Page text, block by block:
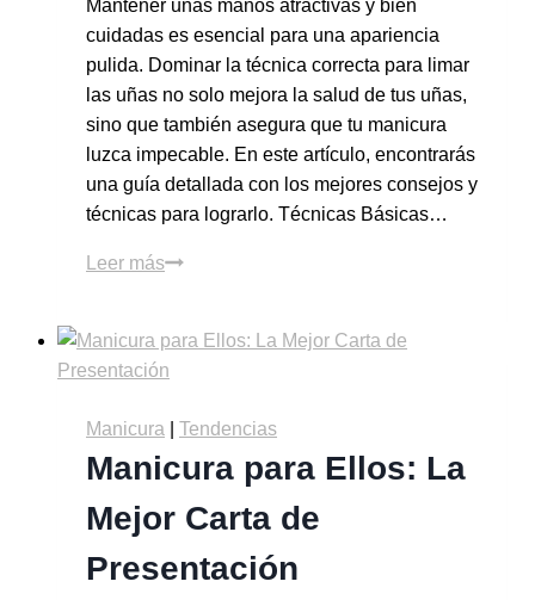
Mantener unas manos atractivas y bien
cuidadas es esencial para una apariencia
pulida. Dominar la técnica correcta para limar
las uñas no solo mejora la salud de tus uñas,
sino que también asegura que tu manicura
luzca impecable. En este artículo, encontrarás
una guía detallada con los mejores consejos y
técnicas para lograrlo. Técnicas Básicas…
Leer más
Manicura Tendencias
Manicura para Ellos: La
Mejor Carta de
Presentación